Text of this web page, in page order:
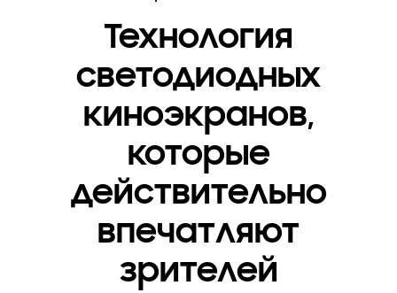
Технология
светодиодных
киноэкранов,
которые
действительно
впечатляют
зрителей